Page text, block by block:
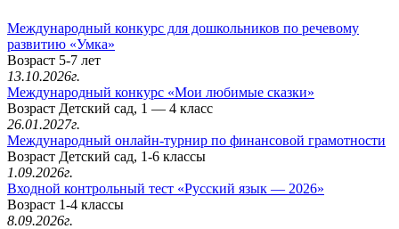
Международный конкурс для дошкольников по речевому
развитию «Умка»
Возраст 5-7 лет
13.10.2026г.
Международный конкурс «Мои любимые сказки»
Возраст Детский сад, 1 — 4 класс
26.01.2027г.
Международный онлайн-турнир по финансовой грамотности
Возраст Детский сад, 1-6 классы
1.09.2026г.
Входной контрольный тест «Русский язык — 2026»
Возраст 1-4 классы
8.09.2026г.